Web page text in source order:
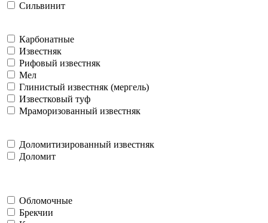
Сильвинит
Карбонатные
Известняк
Рифовый известняк
Мел
Глинистый известняк (мергель)
Известковый туф
Мраморизованный известняк
Доломитизированный известняк
Доломит
Обломочные
Брекчии